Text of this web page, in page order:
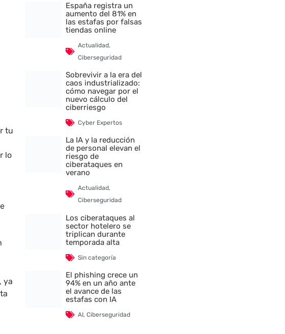
tu
lo
ya
España registra un
aumento del 81% en
las estafas por falsas
tiendas online
Actualidad,
Ciberseguridad
Sobrevivir a la era del
caos industrializado:
cómo navegar por el
nuevo cálculo del
ciberriesgo
Cyber Expertos
La IA y la reducción
de personal elevan el
riesgo de
ciberataques en
verano
Actualidad,
Ciberseguridad
Los ciberataques al
sector hotelero se
triplican durante
temporada alta
Sin categoría
El phishing crece un
94% en un año ante
el avance de las
estafas con IA
AI,Ciberseguridad